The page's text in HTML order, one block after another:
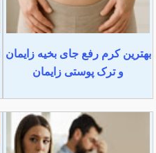
بهترین کرم رفع جای بخیه زایمان
و ترک پوستی زایمان